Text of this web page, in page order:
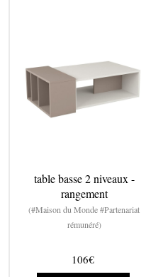
table basse 2 niveaux -
rangement
(#Maison du Monde #Partenariat
rémunéré)
106€